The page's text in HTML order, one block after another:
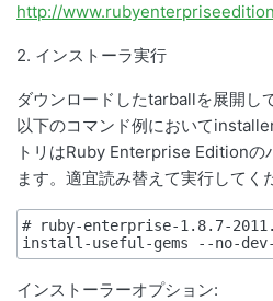
http://
2. インストーラ実行
ダウンロードしたtarballを展開し
以下のコマンド例において
トリはRuby Enterprise Editionの
ます。適宜読み替えて実行してく
# ruby-enterprise-1.8.7-
インストーラーオプション: